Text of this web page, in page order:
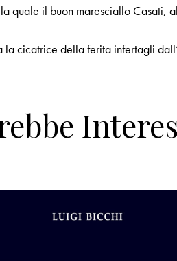
quale il buon maresciallo
cicatrice della ferita infertagli